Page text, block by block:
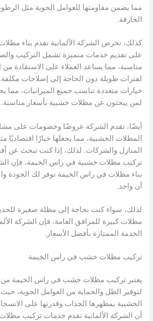
مما يضمن مقاومتها للعوامل الجوية مثل
الحارقة.
كذلك، تحرص الشركة الألمانية تقدم بناء
على تقديم خدمات متميزة تشمل التركيب
مناسبة، مما يساعد العملاء على الاستفادة
لفترات طويلة دون الحاجة إلى إصلاحات
خيارات متعددة تناسب جميع الميزانيات، مما
لمن يبحثون عن مظلات خشبية بأسعار مناسبة.
أيضًا، تقدم الشركة عروضًا وخصومات على
المظلات الخشبية، مما يجعلها خيارًا اقتصاديًا
المنازل والشركات. لذلك، إذا كنت تبحث
تركيب مظلات خشبية في راس الخيمة، فإن
بناء مظلات في راس الخيمة توفر لك الجودة
آن واحد.
لذلك، سواء كنت بحاجة إلى مظلة صغيرة
مظلات كبيرة للمرافق العامة، فإن الشركة
الخدمة الممتازة بأفضل الأسعار.
تركيب مظلات خشب في راس الخيمة
يعتبر تركيب مظلات خشب في راس الخيمة من
لتوفير الظل والحماية من العوامل الجوية،
الخشبية بمظهرها الجذاب وقدرتها على
أن الشركة الألمانية تقدم خدمات تركيب